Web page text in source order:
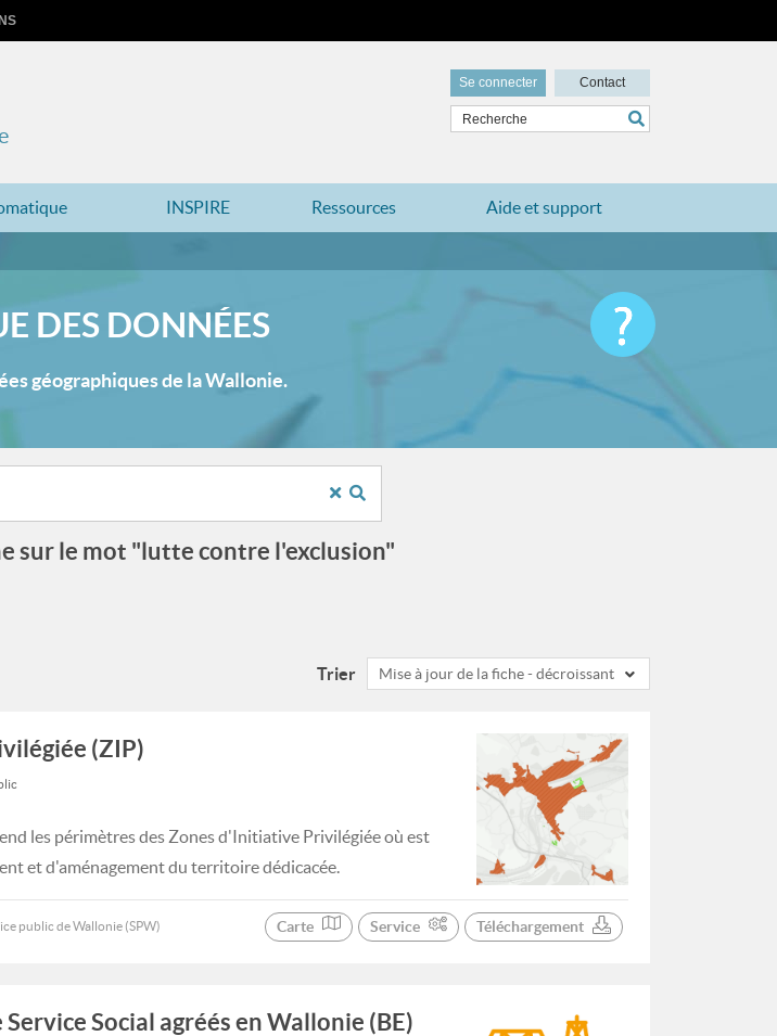
Se connecter Contact
INSPIRE Ressources Aide et support
DES DONNÉES
géographiques de la Wallonie.
sur le mot "lutte contre l'exclusion"
Trier Mise à jour de la fiche - décroissant
(ZIP)
les périmètres des Zones d'Initiative Privilégiée où est
et d'aménagement du territoire dédicacée.
public de Wallonie (SPW) Carte Service Téléchargement
Service Social agréés en Wallonie (BE)